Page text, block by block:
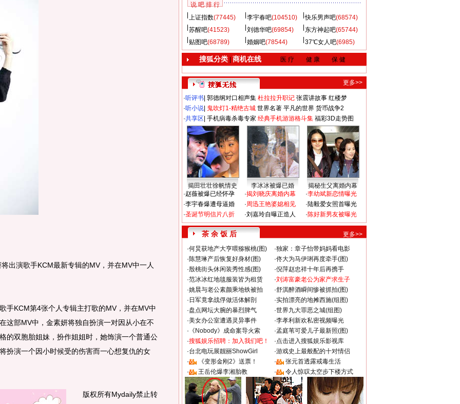
演歌手KCM最新专辑的MV，并在MV中一人
KCM第4张个人专辑主打歌的MV，并在MV中
这部MV中，金素妍将独自扮演一对因从小在不
的双胞胎姐妹，扮作姐姐时，她饰演一个普通公
扮演一个因小时候受的伤害而一心想复仇的女
版权所有Mydaily禁止转
说 吧 排 行
上证指数(77445) 李宇春吧(104510) 快乐男声吧(68574)
苏醒吧(41523) 刘德华吧(69854) 东方神起吧(65744)
贴图吧(68789) 婚姻吧(78544) 37℃女人吧(6985)
搜狐分类| 商机在线 医 疗 健 康 保 健
更多>>
·听评书 郭德纲对口相声集 杜拉拉升职记 张震讲故事 红楼梦
·听小说 鬼吹灯1-精绝古城 世界名著 平凡的世界 货币战争2
·共享区 手机病毒杀毒专家 经典手机游游格斗集 福彩3D走势图
揭田壮壮徐帆情史 李冰冰被爆已婚
揭秘生父离婚内幕
·赵薇被爆已经怀孕
·李宇春爆遭母逼婚
·圣诞节明信片八折
·揭刘晓庆离婚内幕
·周迅王艳婆媳相见
·刘嘉玲自曝正造人
·李幼斌新恋情曝光
·陆毅爱女照首曝光
·陈好新男友被曝光
茶 余 饭 后
更多>>
·何炅获地产大亨喂猕猴桃(图) ·独家：章子怡带妈妈看电影
·陈慧琳产后恢复好身材(图) ·佟大为马伊琍再度牵手(图)
·殷桃街头休闲装秀性感(图) ·倪萍赵忠祥十年后再携手
·范冰冰红地毯服装皆为租赁 ·刘涛富豪老公为家产求生子
·姚晨与老公素颜乘地铁被拍 ·舒淇醉酒瞬间惨被抓拍(图)
· 日军竟拿战俘做活体解剖 ·实拍漂亮的地摊西施(组图)
·盘点网坛大腕的暴烈脾气 ·世界九大罪恶之城(组图)
·美女办公室遭遇灵异事件 ·李孝利新欢私密视频曝光
· 《Nobody》成命案导火索 ·孟庭苇可爱儿子最新照(图)
·搜狐娱乐招聘：加入我们吧！ ·点击进入搜狐娱乐影视库
·台北电玩展靓丽ShowGirl ·游戏史上最般配的十对情侣
·
《变形金刚2》送票！ ·
张元首透露戒毒生活
·
王岳伦爆李湘胎教 · 令人惊叹太空步下楼方式